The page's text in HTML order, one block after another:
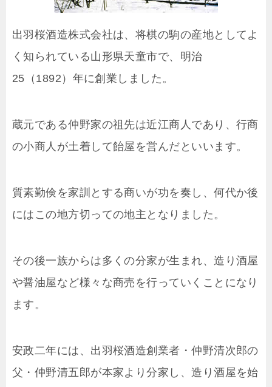
出羽桜酒造株式会社は、将棋の駒の産地としてよ
く知られている山形県天童市で、明治
25（1892）年に創業しました。
蔵元である仲野家の祖先は近江商人であり、行商
の小商人が土着して飴屋を営んだといいます。
質素勤倹を家訓とする商いが功を奏し、何代か後
にはこの地方切っての地主となりました。
その後一族からは多くの分家が生まれ、造り酒屋
や醤油屋など様々な商売を行っていくことになり
ます。
安政二年には、出羽桜酒造創業者・仲野清次郎の
父・仲野清五郎が本家より分家し、造り酒屋を始